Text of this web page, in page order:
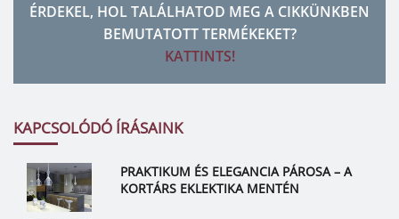
ÉRDEKEL, HOL TALÁLHATOD MEG A CIKKÜNKBEN
BEMUTATOTT TERMÉKEKET?
KATTINTS!
KAPCSOLÓDÓ ÍRÁSAINK
PRAKTIKUM ÉS ELEGANCIA PÁROSA – A
KORTÁRS EKLEKTIKA MENTÉN